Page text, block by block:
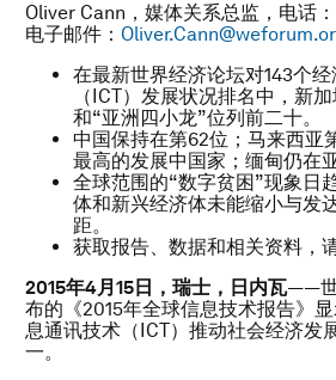
Oliver Cann，媒体关系总监，电话：
电子邮件：
在最新世界经济论坛对143个
（ICT）发展状况排名中，新
和“亚洲四小龙”位列前二十。
中国保持在第62位；马来西亚
最高的发展中国家；缅甸仍在
全球范围的“数字贫困”现象日
体和新兴经济体未能缩小与发
距。
获取报告、数据和相关资料，
2015年4月 15日，瑞士，日内瓦——世
布的《2015年全球信息技术报告》
息通讯技术（ICT）推动社会经济发
一。